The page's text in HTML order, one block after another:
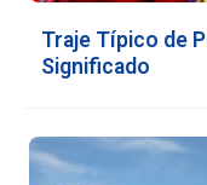
Traje Típico de
Significado